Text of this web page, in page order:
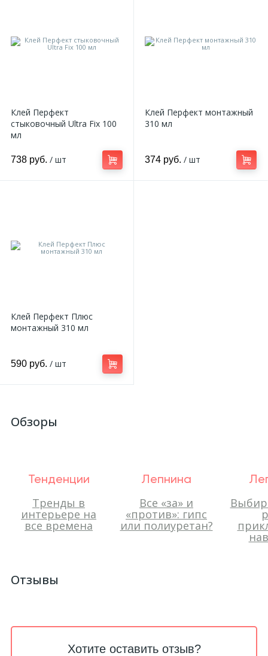
Клей Перфект
стыковочный Ultra Fix 100
мл
738 руб. / шт
Клей Перфект монтажный
310 мл
374 руб. / шт
Клей Перфект Плюс
монтажный 310 мл
590 руб. / шт
Обзоры
Тенденции
Тренды в
интерьере на
все времена
Лепнина
Все «за» и
«против»: гипс
или полиуретан?
Отзывы
Хотите оставить отзыв?